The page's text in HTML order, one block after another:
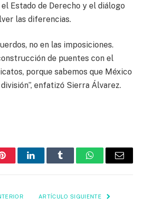
Estado de Derecho y el diálogo
las diferencias.
no en las imposiciones.
de puentes con el
porque sabemos que México
enfatizó Sierra Álvarez.
PinterestLinkedInTumblr WhatsAppEmail
ARTÍCULO SIGUIENTE